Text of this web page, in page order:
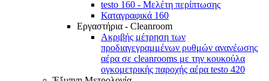
testo 160 - Μελέτη περίπτωσης
Καταγραφικά 160
Εργαστήρια - Cleanroom
Ακριβής μέτρηση των
προδιαγεγραμμένων ρυθμών ανανέωσης
αέρα σε cleanrooms με την κουκούλα
ογκομετρικής παροχής αέρα testo 420